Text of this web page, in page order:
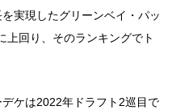
実現したグリーンベイ・パッ
上回り、そのランキングでト
ケは2022年ドラフト2巡目で